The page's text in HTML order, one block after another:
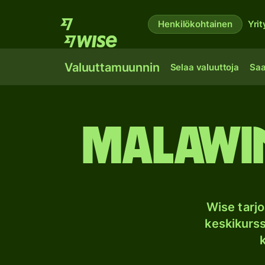
Henkilökohtainen
Valuuttamuunnin Selaa valuuttoja
Wise